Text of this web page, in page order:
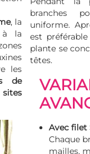
, la
à la
les
de
branches
uniforme.
est
plante se
têtes.
Avec filet
Chaque
mailles,